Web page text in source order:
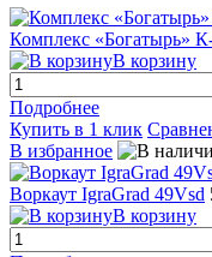
Комплекс «Богатырь»
В корзину
Подробнее
Купить в 1 клик
В избранное
Воркаут IgraGrad 49Vsd
В корзину